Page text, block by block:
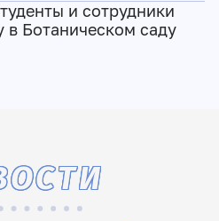
и сотрудники
в Ботаническом саду